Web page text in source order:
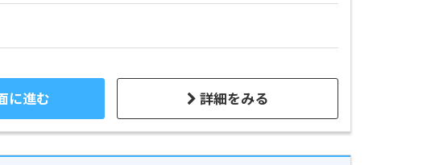
詳細をみる
に進む